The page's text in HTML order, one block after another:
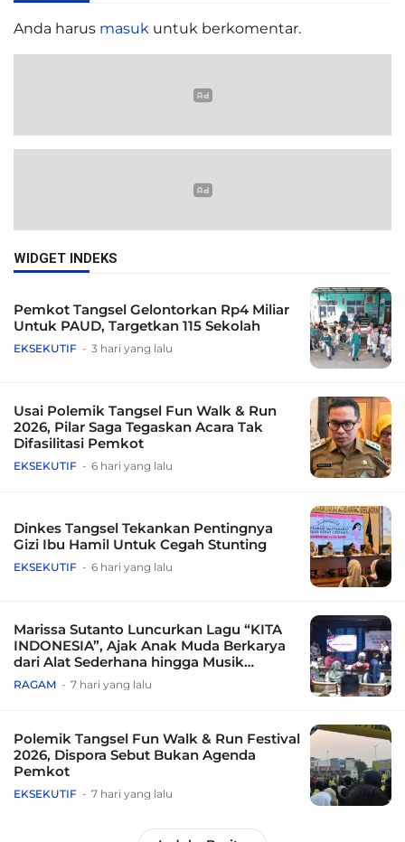
Anda harus masuk untuk berkomentar.
WIDGET INDEKS
Pemkot Tangsel Gelontorkan Rp4 Miliar
Untuk PAUD, Targetkan 115 Sekolah
EKSEKUTIF 3 hari yang lalu
Usai Polemik Tangsel Fun Walk & Run
2026, Pilar Saga Tegaskan Acara Tak
Difasilitasi Pemkot
EKSEKUTIF 6 hari yang lalu
Dinkes Tangsel Tekankan Pentingnya
Gizi Ibu Hamil Untuk Cegah Stunting
EKSEKUTIF 6 hari yang lalu
Marissa Sutanto Luncurkan Lagu “KITA
INDONESIA”, Ajak Anak Muda Berkarya
dari Alat Sederhana hingga Musik
Tradisional
RAGAM 7 hari yang lalu
Polemik Tangsel Fun Walk & Run Festival
2026, Dispora Sebut Bukan Agenda
Pemkot
EKSEKUTIF 7 hari yang lalu